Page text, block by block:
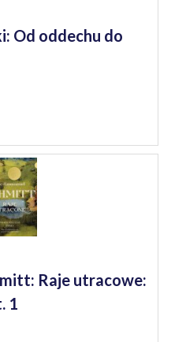
Od oddechu do
Raje utracowe:
1